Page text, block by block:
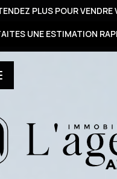
PLUS POUR VENDRE
UNE ESTIMATION